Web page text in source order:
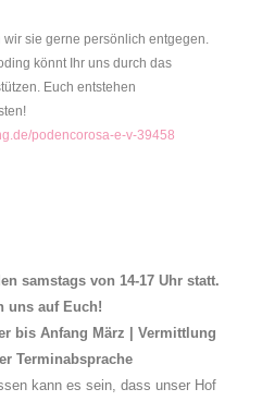
sie gerne persönlich entgegen.
könnt Ihr uns durch das
Euch entstehen
podencorosa-e-v-39458
samstags von 14-17 Uhr statt.
uns auf Euch!
bis Anfang März | Vermittlung
Terminabsprache
kann es sein, dass unser Hof